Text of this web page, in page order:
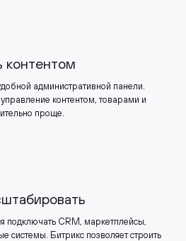
контентом
административной панели.
контентом, товарами и
проще.
подключать CRM, маркетплейсы,
системы. Битрикс позволяет строить